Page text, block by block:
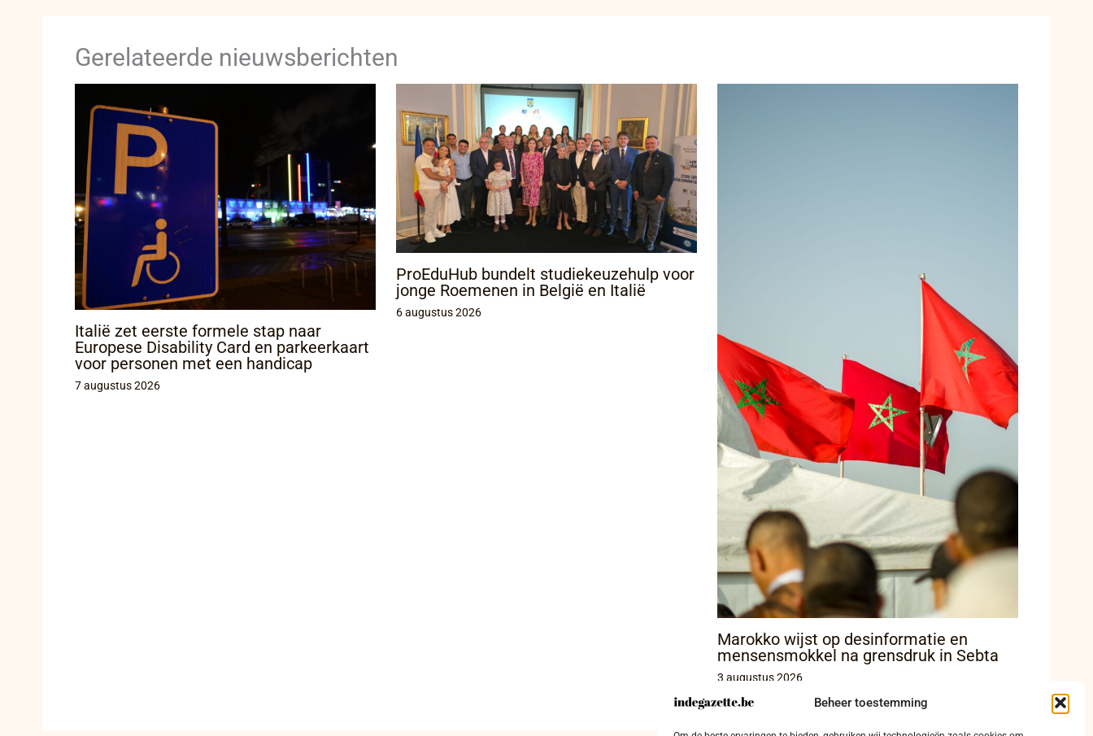
Beheer toestemming
Gerelateerde nieuwsberichten
Italië zet eerste formele stap naar
Europese Disability Card en parkeerkaart
voor personen met een handicap
7 augustus 2026
ProEduHub bundelt studiekeuzehulp voor
jonge Roemenen in België en Italië
6 augustus 2026
Marokko wijst op desinformatie en
mensensmokkel na grensdruk in Sebta
3 augustus 2026